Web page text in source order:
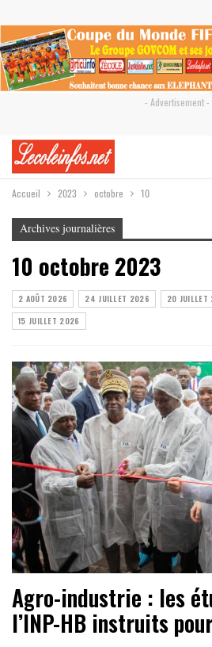
- Advertisement -
Accueil 2023 octobre 10
Archives journalières
10 octobre 2023
2 AOÛT 2026 24 JUILLET 2026 20 JUILLET
15 JUILLET 2026
Agro-industrie : les
l’INP-HB instruits